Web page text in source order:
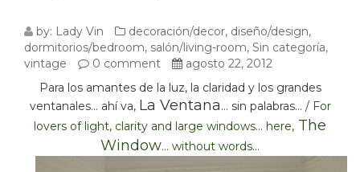
LA
VENTANA
THE
WINDOW
by: Lady Vin decoración/decor, diseño/design,
dormitorios/bedroom, salón/living-room, Sin categoría,
vintage
0 comment
agosto 22, 2012
Para los amantes de la luz, la claridad y los grandes
ventanales… ahí va, La Ventana… sin palabras… / For
lovers of light, clarity and large windows… here, The
Window… without words…